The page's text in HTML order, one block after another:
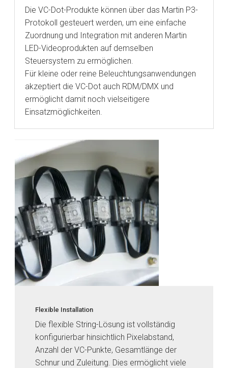
Die VC-Dot-Produkte können über das Martin P3-
Protokoll gesteuert werden, um eine einfache
Zuordnung und Integration mit anderen Martin
LED-Videoprodukten auf demselben
Steuersystem zu ermöglichen.
Für kleine oder reine Beleuchtungsanwendungen
akzeptiert die VC-Dot auch RDM/DMX und
ermöglicht damit noch vielseitigere
Einsatzmöglichkeiten.
Flexible Installation
Die flexible String-Lösung ist vollständig
konfigurierbar hinsichtlich Pixelabstand,
Anzahl der VC-Punkte, Gesamtlänge der
Schnur und Zuleitung. Dies ermöglicht viele